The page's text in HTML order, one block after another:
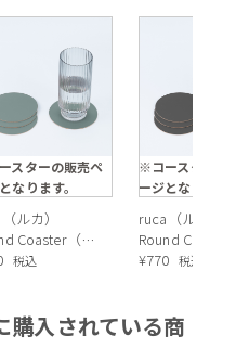
スターの販売ペ
なります。
ルカ）
Coaster（ラ
コースタ
税込
※コースターの
ージとなります
ruca（ルカ）
Round
ウンドコース
¥770 税込
購入されている商